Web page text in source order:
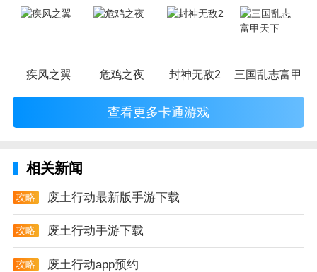
疾风之翼 危鸡之夜 封神无敌2 三国乱志富甲天
查看更多卡通游戏
相关新闻
攻略 废土行动最新版手游下载
攻略 废土行动手游下载
攻略 废土行动app预约